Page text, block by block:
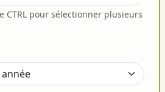
CTRL pour sélectionner plusieurs